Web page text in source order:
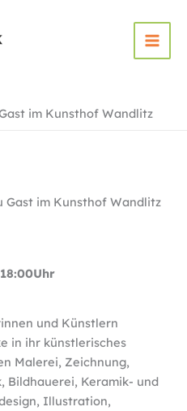
im Kunsthof Wandlitz
Gast im Kunsthof Wandlitz
und Künstlern
in ihr künstlerisches
Malerei, Zeichnung,
Bildhauerei, Keramik- und
Illustration,